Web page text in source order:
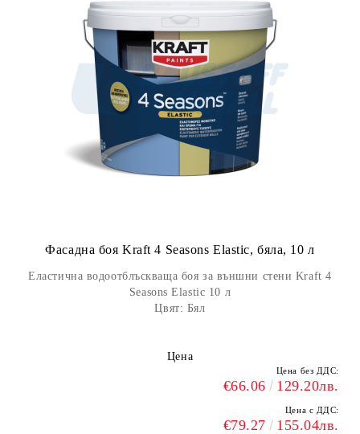
Фасадна боя Kraft 4 Seasons Elastic, бяла, 10 л
Еластична водоотблъскваща боя за външни стени Kraft 4
Seasons Elastic 10 л
Цвят: Бял
Цена
Цена без ДДС:
€66.06 129.20лв.
Цена с ДДС:
€79.27 155.04лв.